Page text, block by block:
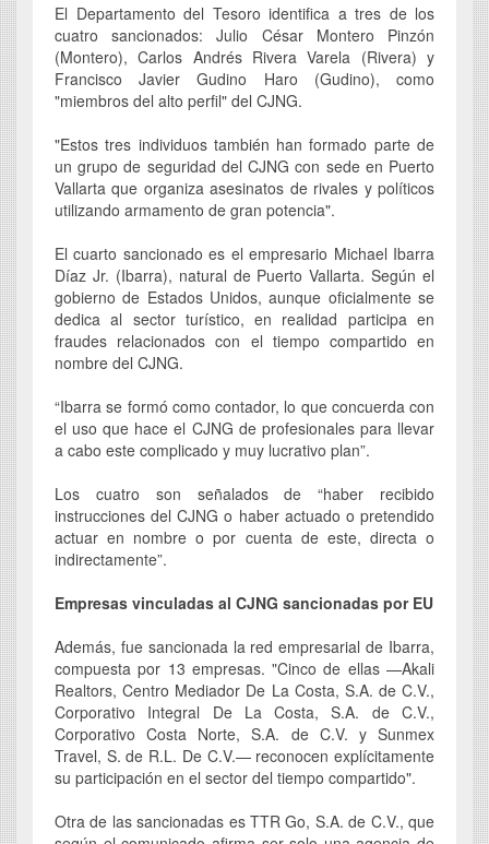
El Departamento del Tesoro identifica a tres de los
cuatro sancionados: Julio César Montero Pinzón
(Montero), Carlos Andrés Rivera Varela (Rivera) y
Francisco Javier Gudino Haro (Gudino), como
"miembros del alto perfil" del CJNG.
"Estos tres individuos también han formado parte de
un grupo de seguridad del CJNG con sede en Puerto
Vallarta que organiza asesinatos de rivales y políticos
utilizando armamento de gran potencia".
El cuarto sancionado es el empresario Michael Ibarra
Díaz Jr. (Ibarra), natural de Puerto Vallarta. Según el
gobierno de Estados Unidos, aunque oficialmente se
dedica al sector turístico, en realidad participa en
fraudes relacionados con el tiempo compartido en
nombre del CJNG.
“Ibarra se formó como contador, lo que concuerda con
el uso que hace el CJNG de profesionales para llevar
a cabo este complicado y muy lucrativo plan”.
Los cuatro son señalados de “haber recibido
instrucciones del CJNG o haber actuado o pretendido
actuar en nombre o por cuenta de este, directa o
indirectamente”.
Empresas vinculadas al CJNG sancionadas por EU
Además, fue sancionada la red empresarial de Ibarra,
compuesta por 13 empresas. "Cinco de ellas —Akali
Realtors, Centro Mediador De La Costa, S.A. de C.V.,
Corporativo Integral De La Costa, S.A. de C.V.,
Corporativo Costa Norte, S.A. de C.V. y Sunmex
Travel, S. de R.L. De C.V.— reconocen explícitamente
su participación en el sector del tiempo compartido".
Otra de las sancionadas es TTR Go, S.A. de C.V., que